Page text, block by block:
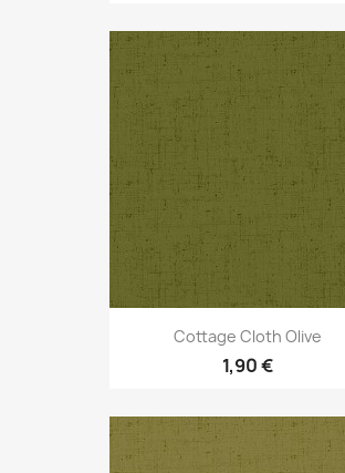
Cottage Cloth Olive
1,90 €